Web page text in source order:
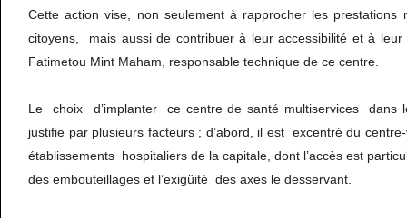
Cette action vise, non seulement à rapprocher les prestations
citoyens, mais aussi de contribuer à leur accessibilité et à leur
Fatimetou Mint Maham, responsable technique de ce centre.
Le choix d’implanter ce centre de santé multiservices dans
justifie par plusieurs facteurs ; d’abord, il est excentré du
établissements hospitaliers de la capitale, dont l’accès est
des embouteillages et l’exigüité des axes le desservant.